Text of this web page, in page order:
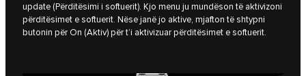
update (Përditësimi i softuerit). Kjo menu ju mundëson të aktivizoni
përditësimet e softuerit. Nëse janë jo aktive, mjafton të shtypni
butonin për On (Aktiv) për t’i aktivizuar përditësimet e softuerit.